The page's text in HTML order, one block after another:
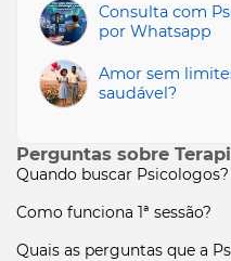
Consulta com
por Whatsapp
Amor sem
saudável?
Perguntas sobre
Quando buscar Psicologos?
Como funciona 1ª sessão?
Quais as perguntas que a